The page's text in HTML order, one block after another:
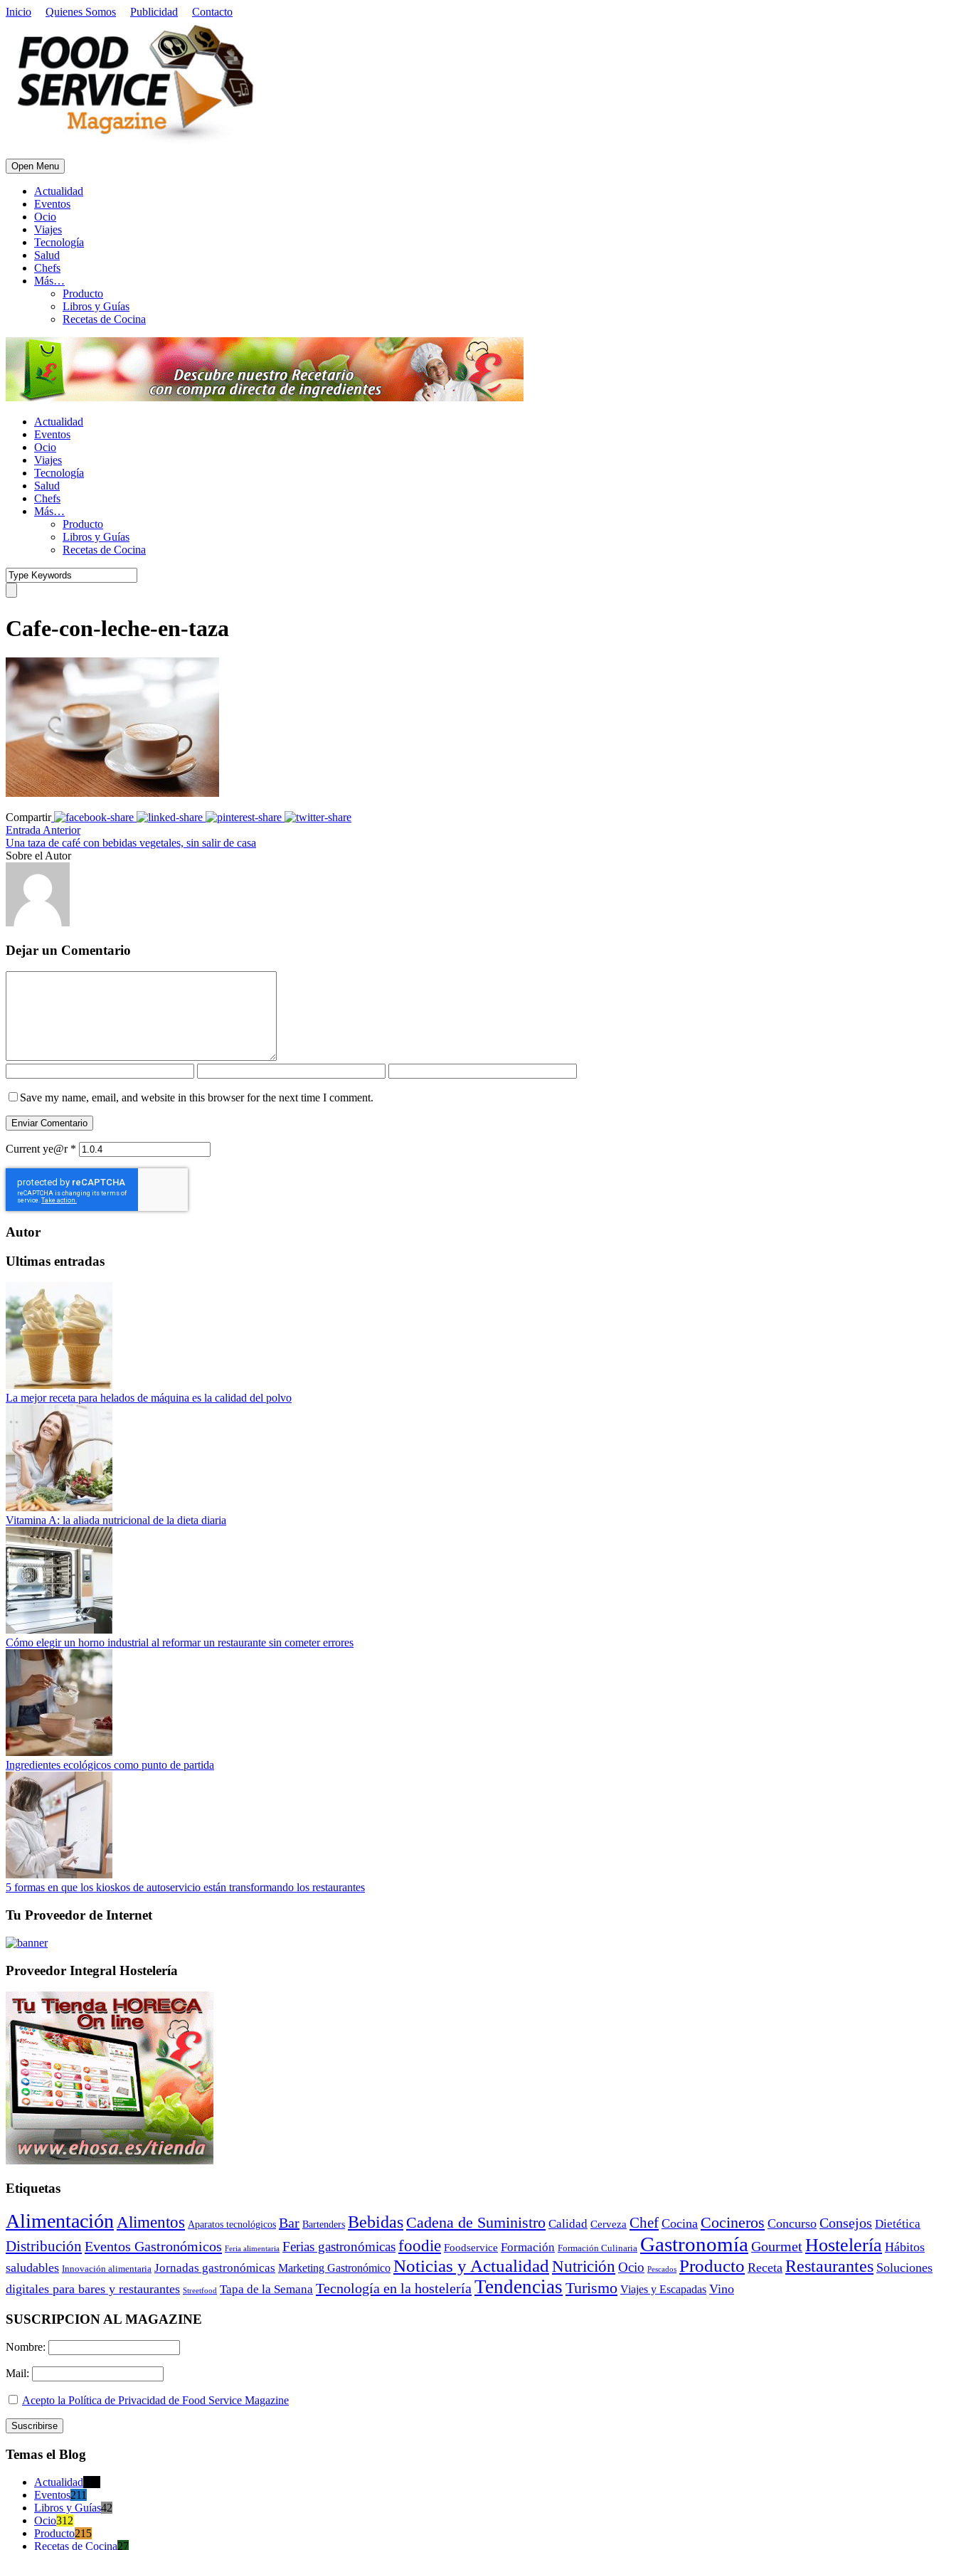
Inicio Quienes Somos Publicidad Contacto
Open Menu
Actualidad
Eventos
Ocio
Viajes
Tecnología
Salud
Chefs
Más…
Producto
Libros y Guías
Recetas de Cocina
Actualidad
Eventos
Ocio
Viajes
Tecnología
Salud
Chefs
Más…
Producto
Libros y Guías
Recetas de Cocina
Cafe-con-leche-en-taza
Compartir
Entrada Anterior
Una taza de café con bebidas vegetales, sin salir de casa
Sobre el Autor
Dejar un Comentario
Save my name, email, and website in this browser for the next time I comment.
Current ye@r *
Autor
Ultimas entradas
La mejor receta para helados de máquina es la calidad del polvo
Vitamina A: la aliada nutricional de la dieta diaria
Cómo elegir un horno industrial al reformar un restaurante sin cometer errores
Ingredientes ecológicos como punto de partida
5 formas en que los kioskos de autoservicio están transformando los restaurantes
Tu Proveedor de Internet
Proveedor Integral Hostelería
Etiquetas
Alimentación Alimentos Aparatos tecnológicos Bar Bartenders Bebidas Cadena de Suministro Calidad Cerveza Chef Cocina Cocineros Concurso Consejos Dietética
Distribución Eventos Gastronómicos Feria alimentaria Ferias gastronómicasfoodie Foodservice Formación Formación Culinaria Gastronomía GourmetHostelería Hábitos
saludables Innovación alimentaria Jornadas gastronómicas Marketing Gastronómico Noticias y Actualidad Nutrición Ocio Pescados Producto Receta Restaurantes Soluciones
digitales para bares y restaurantes Streetfood Tapa de la Semana Tecnología en la hostelería Tendencias Turismo Viajes y Escapadas Vino
SUSCRIPCION AL MAGAZINE
Nombre:
Mail:
Acepto la Política de Privacidad de Food Service Magazine
Temas el Blog
Actualidad
Eventos211
Libros y Guías42
Ocio312
Producto215
Recetas de Cocina27